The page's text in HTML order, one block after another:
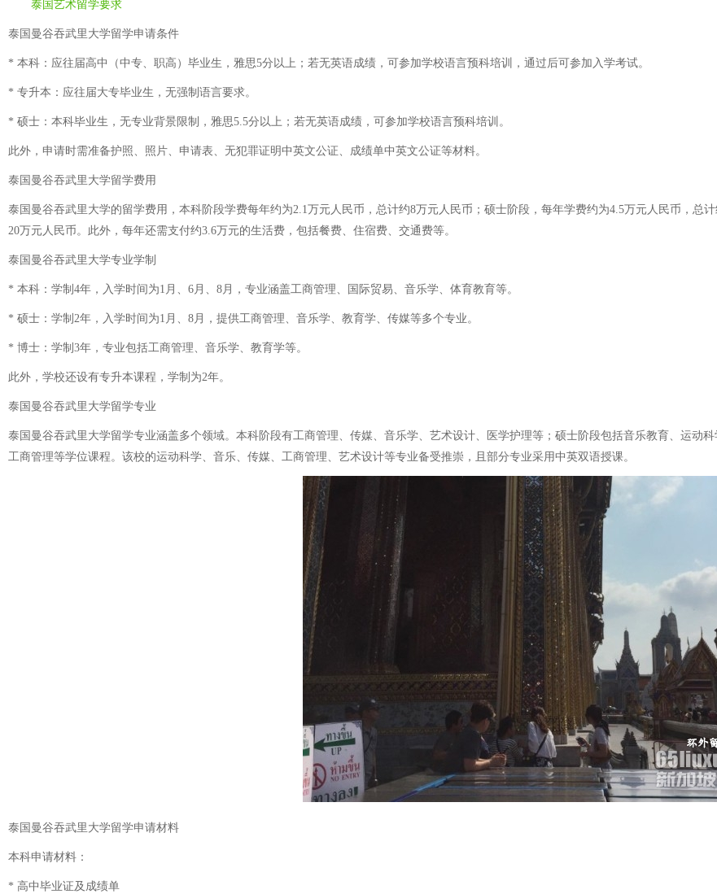
泰国艺术留学要求
泰国曼谷吞武里大学留学申请条件
* 本科：应往届高中（中专、职高）毕业生，雅思5分以上；若无英语成绩，可参加学校语言预科培训，通过后可参加入学考试。
* 专升本：应往届大专毕业生，无强制语言要求。
* 硕士：本科毕业生，无专业背景限制，雅思5.5分以上；若无英语成绩，可参加学校语言预科培训。
此外，申请时需准备护照、照片、申请表、无犯罪证明中英文公证、成绩单中英文公证等材料。
泰国曼谷吞武里大学留学费用
泰国曼谷吞武里大学的留学费用，本科阶段学费每年约为2.1万元人民币，总计约8万元人民币；硕士阶段，每年学费约为4.5万元人民币，总
20万元人民币。此外，每年还需支付约3.6万元的生活费，包括餐费、住宿费、交通费等。
泰国曼谷吞武里大学专业学制
* 本科：学制4年，入学时间为1月、6月、8月，专业涵盖工商管理、国际贸易、音乐学、体育教育等。
* 硕士：学制2年，入学时间为1月、8月，提供工商管理、音乐学、教育学、传媒等多个专业。
* 博士：学制3年，专业包括工商管理、音乐学、教育学等。
此外，学校还设有专升本课程，学制为2年。
泰国曼谷吞武里大学留学专业
泰国曼谷吞武里大学留学专业涵盖多个领域。本科阶段有工商管理、传媒、音乐学、艺术设计、医学护理等；硕士阶段包括音乐教育、运动
工商管理等学位课程。该校的运动科学、音乐、传媒、工商管理、艺术设计等专业备受推崇，且部分专业采用中英双语授课。
泰国曼谷吞武里大学留学申请材料
本科申请材料：
* 高中毕业证及成绩单